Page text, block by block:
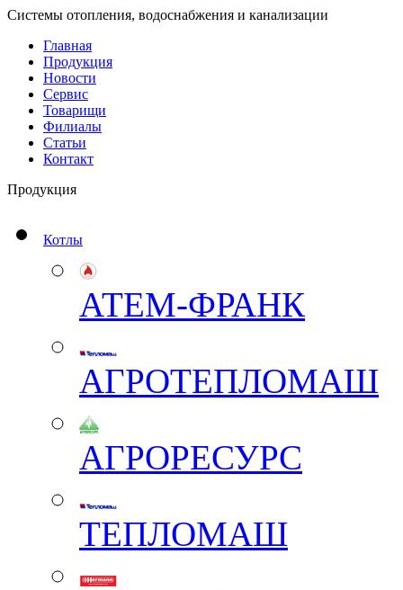
Системы отопления, водоснабжения и канализации
Главная
Продукция
Новости
Сервис
Товарищи
Филиалы
Статьи
Контакт
Продукция
Котлы
АТЕМ-ФРАНК
АГРОТЕПЛОМАШ
АГРОРЕСУРС
ТЕПЛОМАШ